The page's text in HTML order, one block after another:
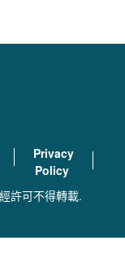
Privacy
Policy
許可不得轉載.